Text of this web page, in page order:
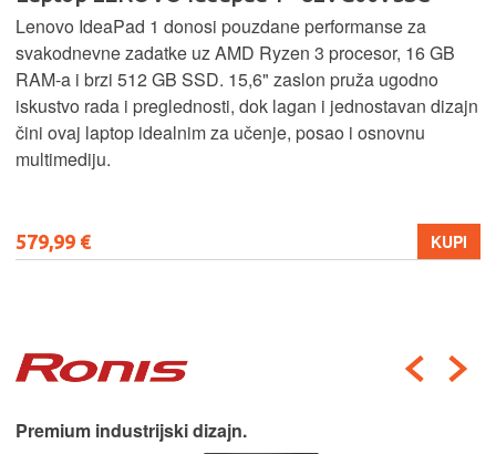
Lenovo IdeaPad 1 donosi pouzdane performanse za
svakodnevne zadatke uz AMD Ryzen 3 procesor, 16 GB
RAM-a i brzi 512 GB SSD. 15,6" zaslon pruža ugodno
iskustvo rada i preglednosti, dok lagan i jednostavan dizajn
čini ovaj laptop idealnim za učenje, posao i osnovnu
multimediju.
579,99 € KUPI
Premium industrijski dizajn.